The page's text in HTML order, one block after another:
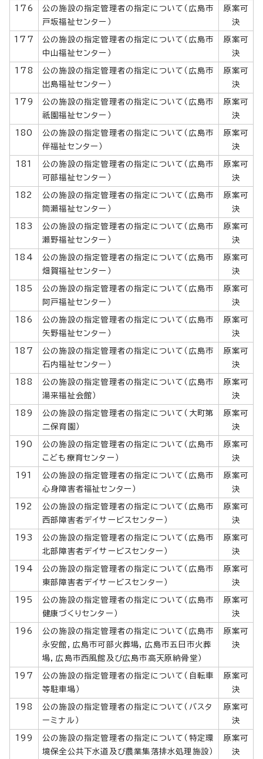
176
公の施設の指定管理者の指定について（広島市
戸坂福祉センター）
原案可
決
177
公の施設の指定管理者の指定について（広島市
中山福祉センター）
原案可
決
178
公の施設の指定管理者の指定について（広島市
出島福祉センター）
原案可
決
179
公の施設の指定管理者の指定について（広島市
祇園福祉センター）
原案可
決
180
公の施設の指定管理者の指定について（広島市
伴福祉センター）
原案可
決
181
公の施設の指定管理者の指定について（広島市
可部福祉センター）
原案可
決
182
公の施設の指定管理者の指定について（広島市
筒瀬福祉センター）
原案可
決
183
公の施設の指定管理者の指定について（広島市
瀬野福祉センター）
原案可
決
184
公の施設の指定管理者の指定について（広島市
畑賀福祉センター）
原案可
決
185
公の施設の指定管理者の指定について（広島市
阿戸福祉センター）
原案可
決
186
公の施設の指定管理者の指定について（広島市
矢野福祉センター）
原案可
決
187
公の施設の指定管理者の指定について（広島市
石内福祉センター）
原案可
決
188
公の施設の指定管理者の指定について（広島市
湯来福祉会館）
原案可
決
189
公の施設の指定管理者の指定について（大町第
二保育園）
原案可
決
190
公の施設の指定管理者の指定について（広島市
こども療育センター）
原案可
決
191
公の施設の指定管理者の指定について（広島市
心身障害者福祉センター）
原案可
決
192
公の施設の指定管理者の指定について（広島市
西部障害者デイサービスセンター）
原案可
決
193
公の施設の指定管理者の指定について（広島市
北部障害者デイサービスセンター）
原案可
決
194
公の施設の指定管理者の指定について（広島市
東部障害者デイサービスセンター）
原案可
決
195
公の施設の指定管理者の指定について（広島市
健康づくりセンター）
原案可
決
196
公の施設の指定管理者の指定について（広島市
永安館，広島市可部火葬場，広島市五日市火葬
場，広島市西風館及び広島市高天原納骨堂）
原案可
決
197
公の施設の指定管理者の指定について（自転車
等駐車場）
原案可
決
198
公の施設の指定管理者の指定について（バスタ
ーミナル）
原案可
決
199
公の施設の指定管理者の指定について（特定環
境保全公共下水道及び農業集落排水処理施設）
原案可
決